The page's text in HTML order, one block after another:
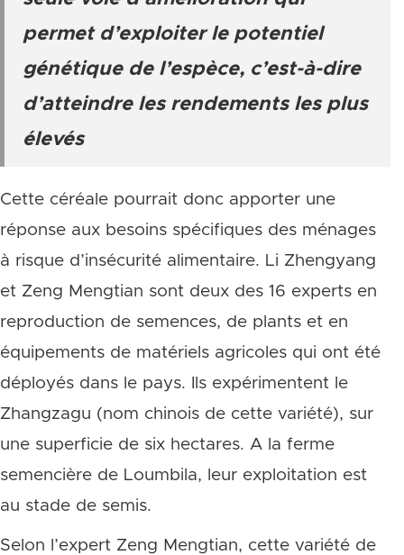
permet d’exploiter le potentiel
génétique de l’espèce, c’est-à-dire
d’atteindre les rendements les plus
élevés
Cette céréale pourrait donc apporter une
réponse aux besoins spécifiques des ménages
à risque d’insécurité alimentaire. Li Zhengyang
et Zeng Mengtian sont deux des 16 experts en
reproduction de semences, de plants et en
équipements de matériels agricoles qui ont été
déployés dans le pays. Ils expérimentent le
Zhangzagu (nom chinois de cette variété), sur
une superficie de six hectares. A la ferme
semencière de Loumbila, leur exploitation est
au stade de semis.
Selon l’expert Zeng Mengtian, cette variété de